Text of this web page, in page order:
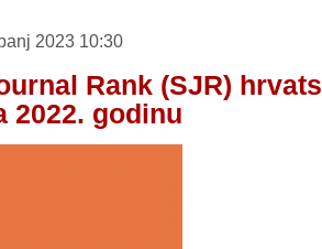
2023 10:30
Rank (SJR)
2022. godinu